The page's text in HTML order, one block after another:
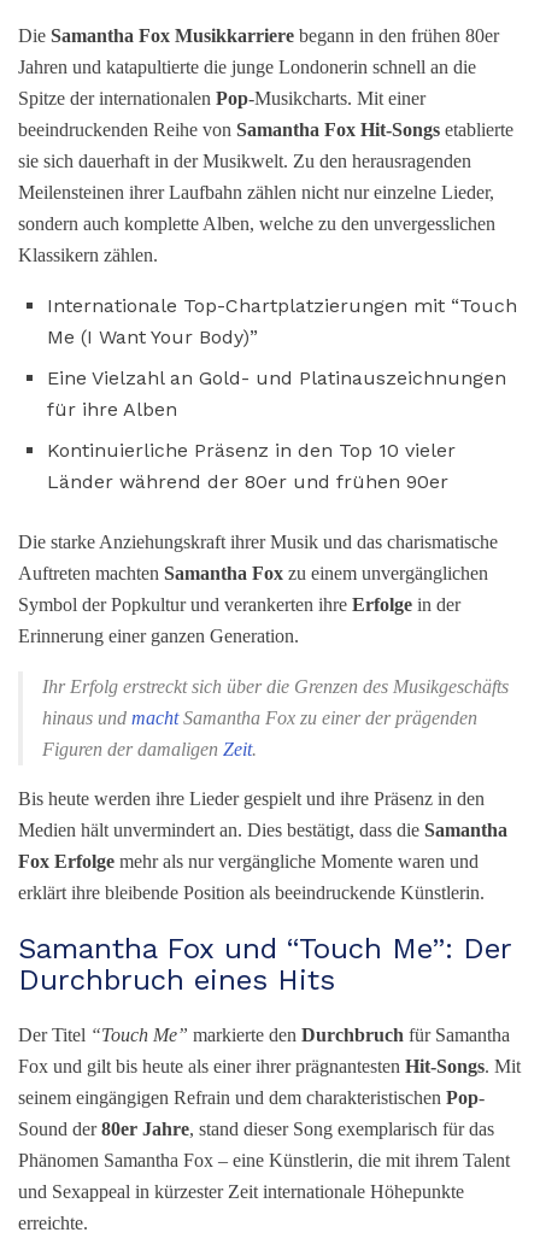
Die Samantha Fox Musikkarriere begann in den frühen 80er
Jahren und katapultierte die junge Londonerin schnell an die
Spitze der internationalen Pop-Musikcharts. Mit einer
beeindruckenden Reihe von Samantha Fox Hit-Songs etablierte
sie sich dauerhaft in der Musikwelt. Zu den herausragenden
Meilensteinen ihrer Laufbahn zählen nicht nur einzelne Lieder,
sondern auch komplette Alben, welche zu den unvergesslichen
Klassikern zählen.
Internationale Top-Chartplatzierungen mit “Touch
Me (I Want Your Body)”
Eine Vielzahl an Gold- und Platinauszeichnungen
für ihre Alben
Kontinuierliche Präsenz in den Top 10 vieler
Länder während der 80er und frühen 90er
Die starke Anziehungskraft ihrer Musik und das charismatische
Auftreten machten Samantha Fox zu einem unvergänglichen
Symbol der Popkultur und verankerten ihre Erfolge in der
Erinnerung einer ganzen Generation.
Ihr Erfolg erstreckt sich über die Grenzen des Musikgeschäfts
hinaus und machtSamantha Fox zu einer der prägenden
Figuren der damaligen Zeit.
Bis heute werden ihre Lieder gespielt und ihre Präsenz in den
Medien hält unvermindert an. Dies bestätigt, dass die Samantha
Fox Erfolge mehr als nur vergängliche Momente waren und
erklärt ihre bleibende Position als beeindruckende Künstlerin.
Samantha Fox und “Touch Me”: Der
Durchbruch eines Hits
Der Titel “Touch Me” markierte den Durchbruch für Samantha
Fox und gilt bis heute als einer ihrer prägnantesten Hit-Songs. Mit
seinem eingängigen Refrain und dem charakteristischen Pop-
Sound der80er Jahre, stand dieser Song exemplarisch für das
Phänomen Samantha Fox – eine Künstlerin, die mit ihrem Talent
und Sexappeal in kürzester Zeit internationale Höhepunkte
erreichte.